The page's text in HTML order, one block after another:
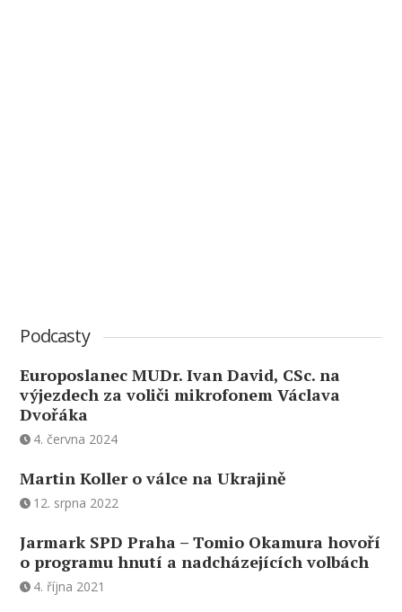
Podcasty
Europoslanec MUDr. Ivan David, CSc. na
výjezdech za voliči mikrofonem Václava
Dvořáka
4. června 2024
Martin Koller o válce na Ukrajině
12. srpna 2022
Jarmark SPD Praha – Tomio Okamura hovoří
o programu hnutí a nadcházejících volbách
4. října 2021